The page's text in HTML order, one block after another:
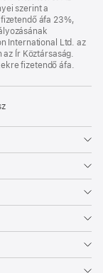
szerint a
áfa 23%,
International Ltd. az
Ír Köztársaság.
fizetendő áfa.